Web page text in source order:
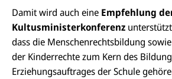
Damit wird auch eine Empfehlung
Kultusministerkonferenz
dass die Menschenrechtsbildung
der Kinderrechte zum Kern des
Erziehungsauftrages der Schule